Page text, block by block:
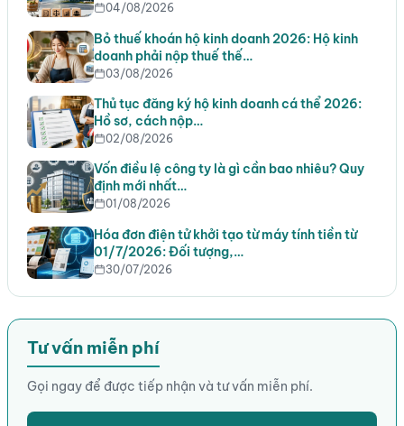
04/08/2026
Bỏ thuế khoán hộ kinh doanh 2026: Hộ kinh
doanh phải nộp thuế thế…
03/08/2026
Thủ tục đăng ký hộ kinh doanh cá thể 2026:
Hồ sơ, cách nộp…
02/08/2026
Vốn điều lệ công ty là gì cần bao nhiêu? Quy
định mới nhất…
01/08/2026
Hóa đơn điện tử khởi tạo từ máy tính tiền từ
01/7/2026: Đối tượng,…
30/07/2026
Tư vấn miễn phí
Gọi ngay để được tiếp nhận và tư vấn miễn phí.